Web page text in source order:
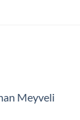
Meyveli